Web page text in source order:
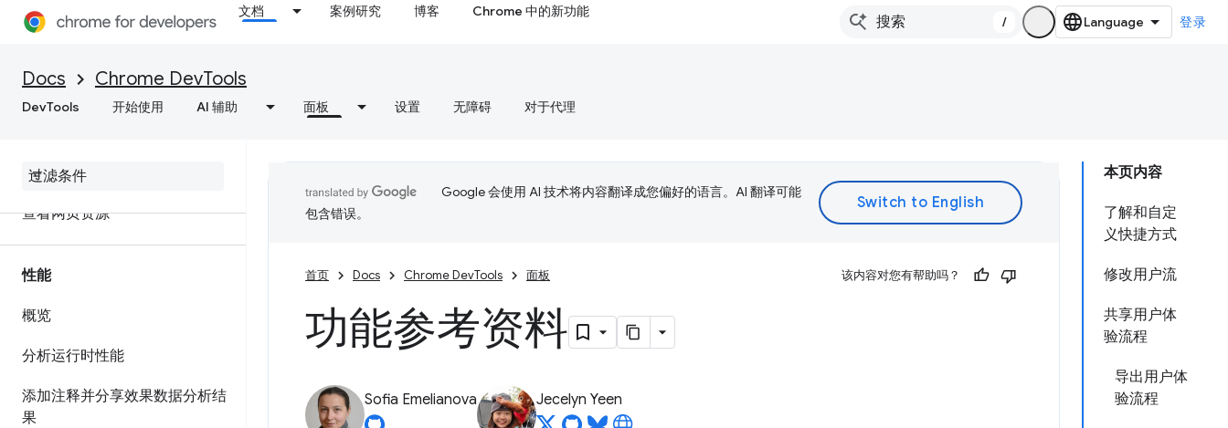
文档 案例研究 博客 Chrome 中的新功能
/ 登录
Docs Chrome DevTools
DevTools 开始使用 AI 辅助 面板 设置 无障碍 对于代理
概览
功能参考资料
查看网页资源
性能
概览
分析运行时性能
添加注释并分享效果数据分析结
果
本页内容
了解和自定
义快捷方式
修改用户流
共享用户体
验流程
导出用户体
验流程
Google 会使用 AI 技术将内容翻译成您偏好的语言。AI 翻译可能
包含错误。
首页 Docs Chrome DevTools 面板 该内容对您有帮助吗？
功能参考资料
Sofia Emelianova Jecelyn Yeen